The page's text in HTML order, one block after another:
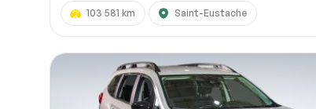
103 581 km Saint-Eustache